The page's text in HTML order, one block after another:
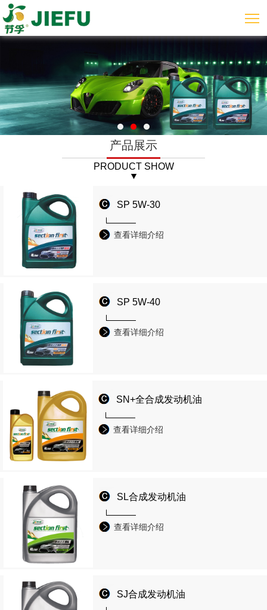
产品展示
PRODUCT SHOW
SP 5W-30
查看详细介绍
SP 5W-40
查看详细介绍
SN+全合成发动机油
查看详细介绍
SL合成发动机油
查看详细介绍
SJ合成发动机油